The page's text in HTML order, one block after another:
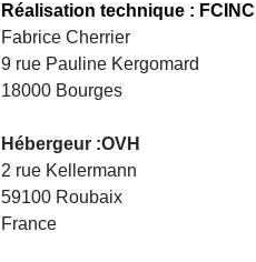
Réalisation technique : FCINC
Fabrice Cherrier
9 rue Pauline Kergomard
18000 Bourges
Hébergeur :OVH
2 rue Kellermann
59100 Roubaix
France